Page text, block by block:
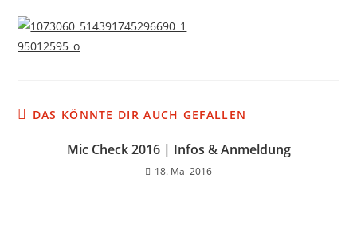
DAS KÖNNTE DIR AUCH GEFALLEN
Mic Check 2016 | Infos & Anmeldung
18. Mai 2016